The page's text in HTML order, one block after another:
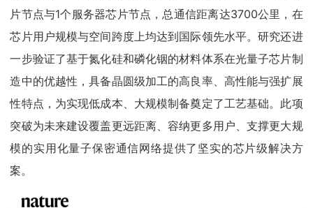
片节点与1个服务器芯片节点，总通信距离达3700公里，在
芯片用户规模与空间跨度上均达到国际领先水平。研究还进
一步验证了基于氮化硅和磷化铟的材料体系在光量子芯片制
造中的优越性，具备晶圆级加工的高良率、高性能与强扩展
性特点，为实现低成本、大规模制备奠定了工艺基础。此项
突破为未来建设覆盖更远距离、容纳更多用户、支撑更大规
模的实用化量子保密通信网络提供了坚实的芯片级解决方
案。